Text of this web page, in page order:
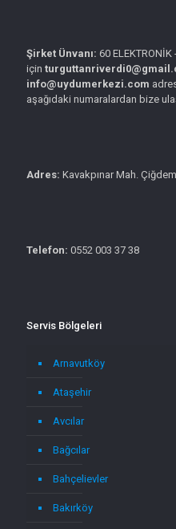
Şirket Ünvanı: 60 ELEKTRONİK
için
info@uydumerkezi.com
aşağıdaki numaralardan bize
Adres: Kavakpınar Mah.
Telefon: 0552 003 37 38
Servis Bölgeleri
Arnavutköy
Ataşehir
Avcılar
Bağcılar
Bahçelievler
Bakırköy